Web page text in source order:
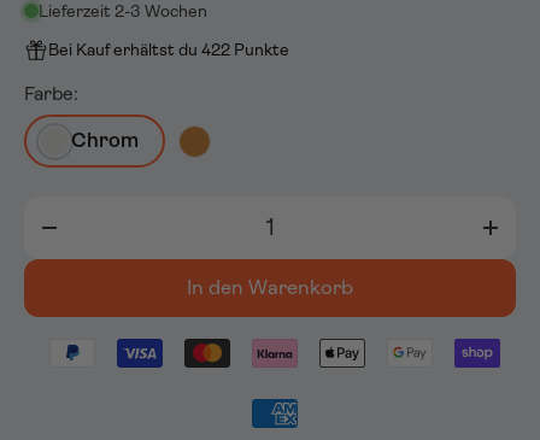
Lieferzeit 2-3 Wochen
Bei Kauf erhältst du 422 Punkte
Farbe:
Chrom
+
In den Warenkorb